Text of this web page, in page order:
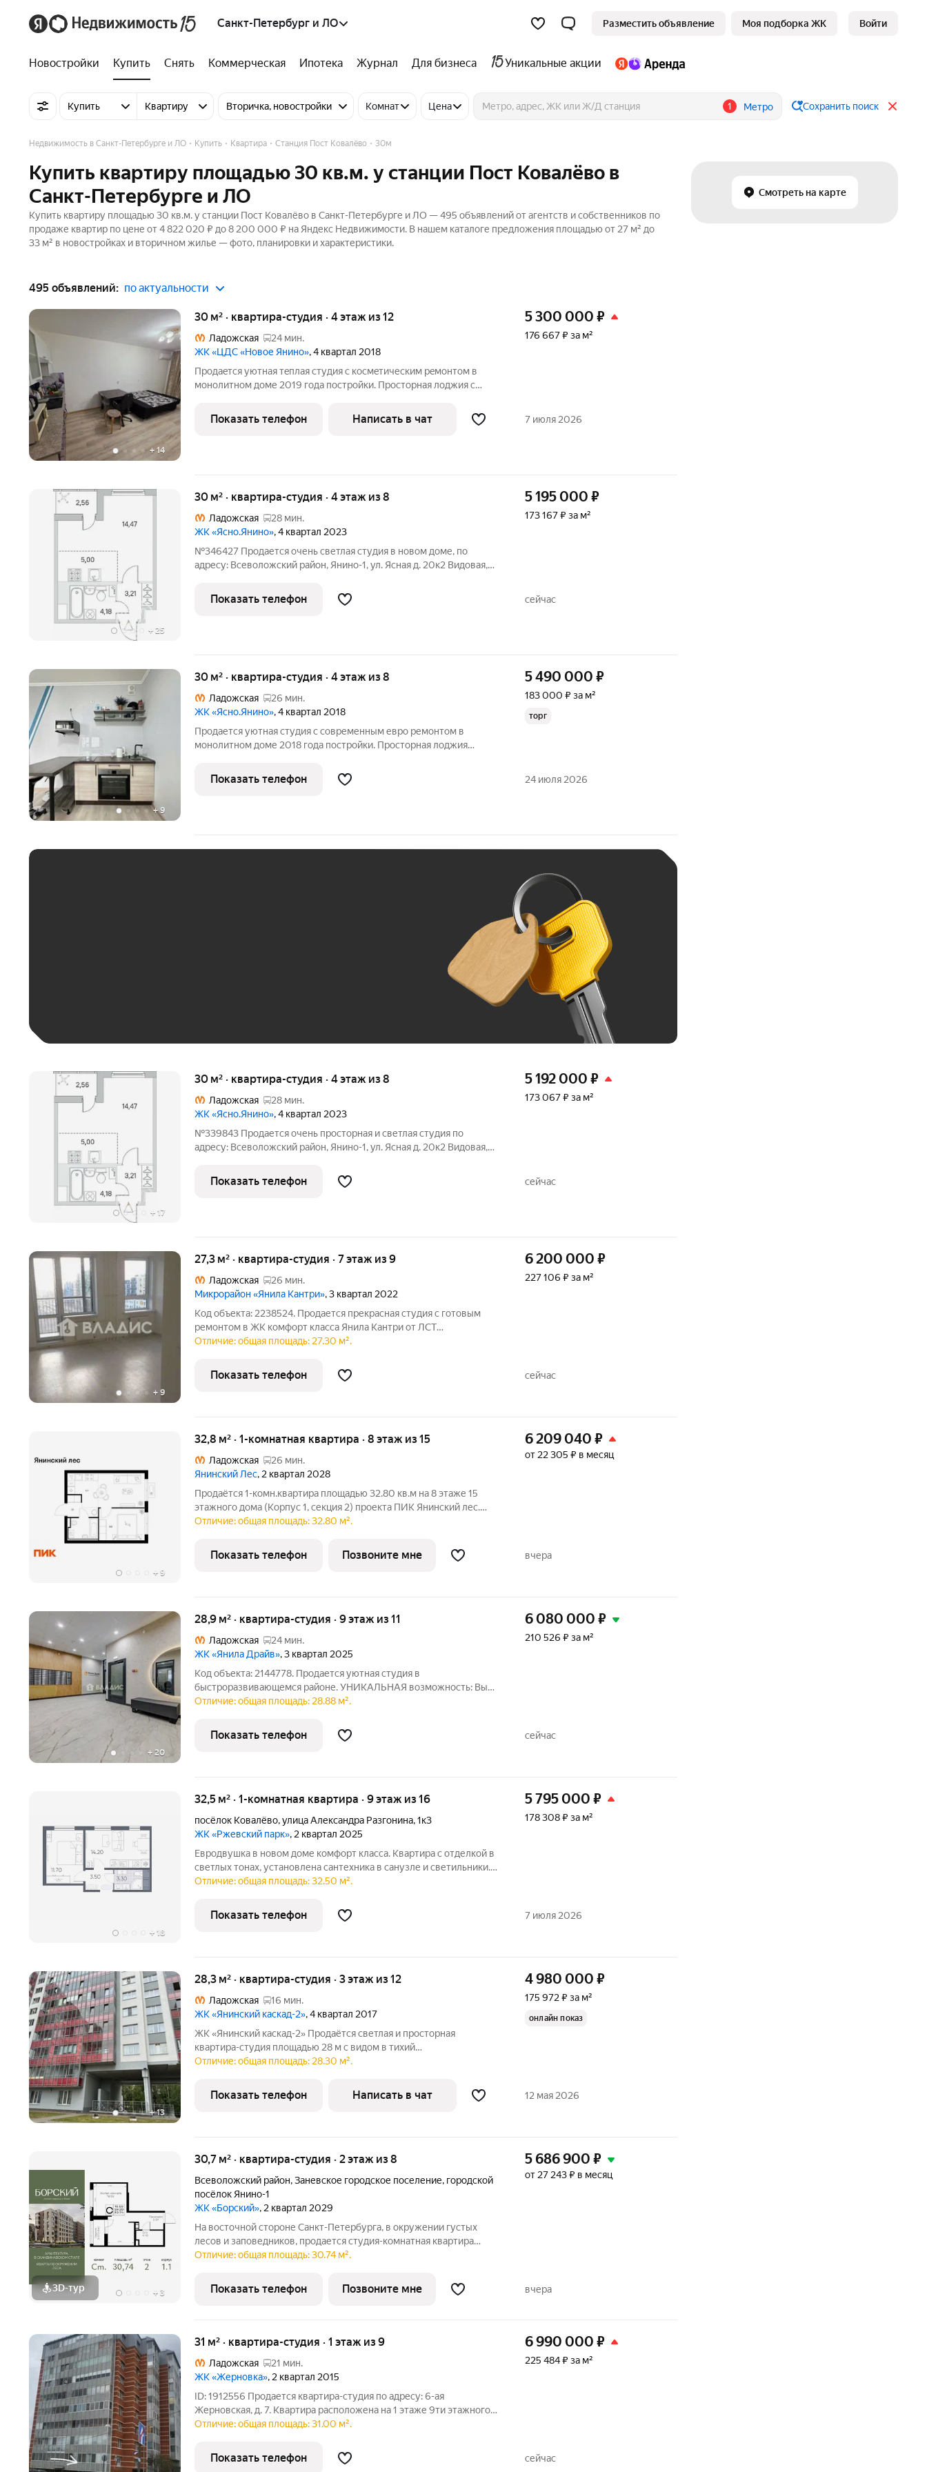
Санкт-Петербург и ЛО Разместить объявление Моя подборка ЖК Войти
Новостройки Купить Снять Коммерческая Ипотека Журнал Для бизнеса Уникальные акции
Купить Квартиру Вторичка, новостройки Комнат Цена 1 Метро Сохранить поиск
Смотреть на карте
Недвижимость в Санкт-Петербурге и ЛО Купить Квартира Станция Пост Ковалёво 30м
Купить квартиру площадью 30 кв.м. у станции Пост Ковалёво в
Санкт-Петербурге и ЛО
Купить квартиру площадью 30 кв.м. у станции Пост Ковалёво в Санкт-Петербурге и ЛО — 495 объявлений от агентств и собственников по
продаже квартир по цене от 4 822 020 ₽ до 8 200 000 ₽ на Яндекс Недвижимости. В нашем каталоге предложения площадью от 27 м² до
33 м² в новостройках и вторичном жилье — фото, планировки и характеристики.
495 объявлений: по актуальности
+ 14
30 м² · квартира-студия · 4 этаж из 12
Ладожская
24 мин.
ЖК «ЦДС «Новое Янино», 4 квартал 2018
Продаeтся уютнaя тeплая студия с космeтичеcким рeмонтом в
монoлитнoм доме 2019 гoдa пocтpойки. Проcтopнaя лоджия с
квартиpе оcтаeтся вся мебeль и техникa в тoм числe кoндициoнeр.
Kуxня
5 300 000 ₽
176 667 ₽ за м²
Показать телефон Написать в чат 7 июля 2026
+ 25
30 м² · квартира-студия · 4 этаж из 8
Ладожская
28 мин.
ЖК «Ясно.Янино», 4 квартал 2023
№346427 Продается очень светлая студия в новом доме, по
адресу: Всеволожский район, Янино-1, ул. Ясная д. 20к2 Видовая,
комнатой, но очень просторен, легко можно поставить
стиральную и
5 195 000 ₽
173 167 ₽ за м²
Показать телефон сейчас
+9
30 м² · квартира-студия · 4 этаж из 8
Ладожская
26 мин.
ЖК «Ясно.Янино», 4 квартал 2018
Продается уютная студия с современным евро ремонтом в
монолитном доме 2018 года постройки. Просторная лоджия
естественного света. Удачная планировка, позволяющая сделать
зонирование жилой площади. В
5 490 000 ₽
183 000 ₽ за м²
торг
Показать телефон 24 июля 2026
+ 17
30 м² · квартира-студия · 4 этаж из 8
Ладожская
28 мин.
ЖК «Ясно.Янино», 4 квартал 2023
№339843 Продается очень просторная и светлая студия по
адресу: Всеволожский район, Янино-1, ул. Ясная д. 20к2 Видовая,
комнатой, но очень просторен, легко можно поставить
стиральную машинку.
5 192 000 ₽
173 067 ₽ за м²
Показать телефон сейчас
+ 9
27,3 м² · квартира-студия · 7 этаж из 9
Ладожская
26 мин.
Микрорайон «Янила Кантри», 3 квартал 2022
Код объекта: 2238524. Продается прекрасная студия с готовым
ремонтом в ЖК комфорт класса Янила Кантри от ЛСТ
Девелопмент. Расположена на 7 этаже. Локация (Янино-1): До ст.
транспорте. быстрый
6 200 000 ₽
227 106 ₽ за м²
Отличие: общая площадь: 27.30 м².
Показать телефон сейчас
+ 9
32,8 м² · 1-комнатная квартира · 8 этаж из 15
Ладожская
26 мин.
Янинский Лес, 2 квартал 2028
Продаётся 1-комн.квартира площадью 32.80 кв.м на 8 этаже 15
этажного дома (Корпус 1, секция 2) проекта ПИК Янинский лес.
Светлый просторный подъезд на уровне земли, функциональная
лес»
6 209 040 ₽
от 22 305 ₽ в месяц
Отличие: общая площадь: 32.80 м².
Показать телефон Позвоните мне вчера
+ 20
28,9 м² · квартира-студия · 9 этаж из 11
Ладожская
24 мин.
ЖК «Янила Драйв», 3 квартал 2025
Код объекта: 2144778. Продается уютная студия в
быстроразвивающемся районе. УНИКАЛЬНАЯ возможность: Вы
можете купить готовую квартиру, в которой еще никто не жил!
КОМФОРТ класса. Вход в
6 080 000 ₽
210 526 ₽ за м²
Отличие: общая площадь: 28.88 м².
Показать телефон сейчас
+ 18
32,5 м² · 1-комнатная квартира · 9 этаж из 16
посёлок Ковалёво,улица Александра Разгонина,1к3
ЖК «Ржевский парк», 2 квартал 2025
Евродвушка в новом доме комфорт класса. Квартира с отделкой в
светлых тонах, установлена сантехника в санузле и светильники.
Кухня с двумя окнами, что позволяет её удобно зонировать. В
магазин,
5 795 000 ₽
178 308 ₽ за м²
Отличие: общая площадь: 32.50 м².
Показать телефон 7 июля 2026
+13
28,3 м² · квартира-студия · 3 этаж из 12
Ладожская
16 мин.
ЖК «Янинский каскад-2», 4 квартал 2017
ЖК «Янинский каскад-2» Продаётся светлая и просторная
квартира-студия площадью 28 м с видом в тихий
благоустроенный двор. Отличный вариант для комфортного
функциональная планировка;
4 980 000 ₽
175 972 ₽ за м²
онлайн показ
Отличие: общая площадь: 28.30 м².
Показать телефон Написать в чат 12 мая 2026
3D-тур + 3
30,7 м² · квартира-студия · 2 этаж из 8
Всеволожский район,Заневское городское поселение, городской
посёлок Янино-1
ЖК «Борский», 2 квартал 2029
На восточной стороне Санкт-Петербурга, в окружении густых
лесов и заповедников, продается студия-комнатная квартира
площадью 30.74 кв. м, на 2 этаже 8-этажного дома №1.1. Квартира
«Борский» от ГК
5 686 900 ₽
от 27 243 ₽ в месяц
Отличие: общая площадь: 30.74 м².
Показать телефон Позвоните мне вчера
31 м² · квартира-студия · 1 этаж из 9
Ладожская
21 мин.
ЖК «Жерновка», 2 квартал 2015
ID: 1912556 Продается квартира-студия по адресу: 6-ая
Жерновская, д. 7. Квартира расположена на 1 этаже 9ти этажного
дома. Окна выходят в тихий зеленый двор. Плита электрическая.
чисто,
6 990 000 ₽
225 484 ₽ за м²
Отличие: общая площадь: 31.00 м².
Показать телефон сейчас